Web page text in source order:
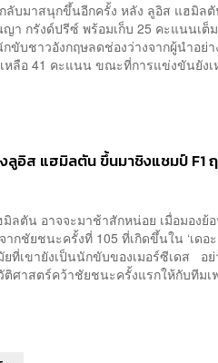
ลับมาสนุกขึ้นอีกครั้ง หลัง ลูอิส แฮมิล
า กรังด์ปรีซ์ พร้อมเก็บ 25 คะแนนเต็
บชาวอังกฤษลดช่องว่างจากผู้นำอย่า
หลือ 41 คะแนน ขณะที่การแข่งขันยังเ
ลูอิส แฮมิลตัน ขึ้นมาชิงแชมป์ F1
ลตัน อาจจะมาช้าสักหน่อย เมื่อมองย้
กชัยชนะครั้งที่ 105 ที่เกิดขึ้นใน ‘เดอะ
ที่เขายังเป็นนักขับของเมอร์ซีเดส อย่
ติศาสตร์คว้าชัยชนะครั้งแรกให้กับทีมเ